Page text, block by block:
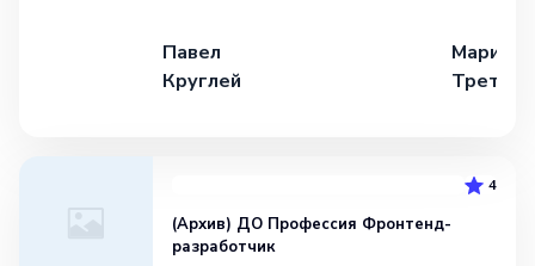
Павел
Круглей
Марина
4
(Архив) ДО Профессия Фронтенд-
разработчик